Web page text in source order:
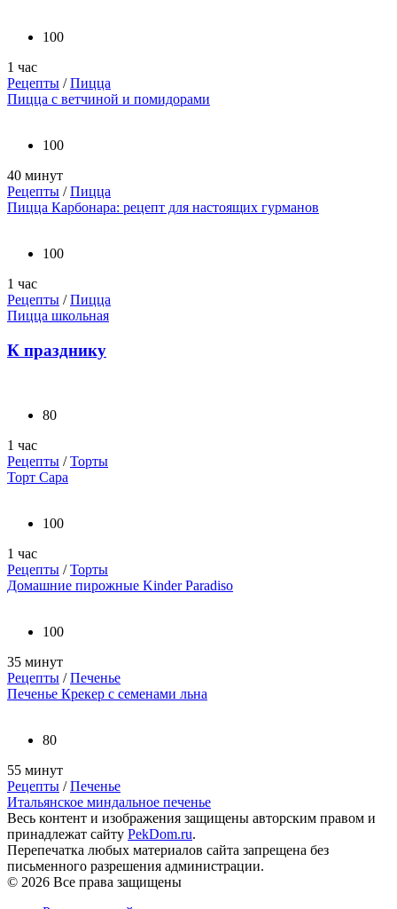
100
1 час
Рецепты /Пицца
Пицца с ветчиной и помидорами
100
40 минут
Рецепты /Пицца
Пицца Карбонара: рецепт для настоящих гурманов
100
1 час
Рецепты /Пицца
Пицца школьная
К празднику
80
1 час
Рецепты /Торты
Торт Сара
100
1 час
Рецепты /Торты
Домашние пирожные Kinder Paradiso
100
35 минут
Рецепты /Печенье
Печенье Крекер с семенами льна
80
55 минут
Рецепты /Печенье
Итальянское миндальное печенье
Весь контент и изображения защищены авторским правом и
принадлежат сайту PekDom.ru.
Перепечатка любых материалов сайта запрещена без
письменного разрешения администрации.
© 2026 Все права защищены